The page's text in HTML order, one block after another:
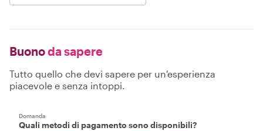
Buonoda sapere
Tutto quello che devi sapere per un'esperienza
piacevole e senza intoppi.
Domanda
Quali metodi di pagamento sono disponibili?